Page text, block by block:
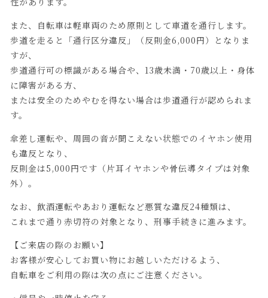
また、自転車は軽車両のため原則として車道を通行します。
歩道を走ると「通行区分違反」（反則金6,000円）となりま
すが、
歩道通行可の標識がある場合や、13歳未満・70歳以上・身体
に障害がある方、
または安全のためやむを得ない場合は歩道通行が認められま
す。
傘差し運転や、周囲の音が聞こえない状態でのイヤホン使用
も違反となり、
反則金は5,000円です（片耳イヤホンや骨伝導タイプは対象
外）。
なお、飲酒運転やあおり運転など悪質な違反24種類は、
これまで通り赤切符の対象となり、刑事手続きに進みます。
【ご来店の際のお願い】
お客様が安心してお買い物にお越しいただけるよう、
自転車をご利用の際は次の点にご注意ください。